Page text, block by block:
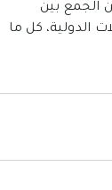
الجمع بين
الدولية، كل ما